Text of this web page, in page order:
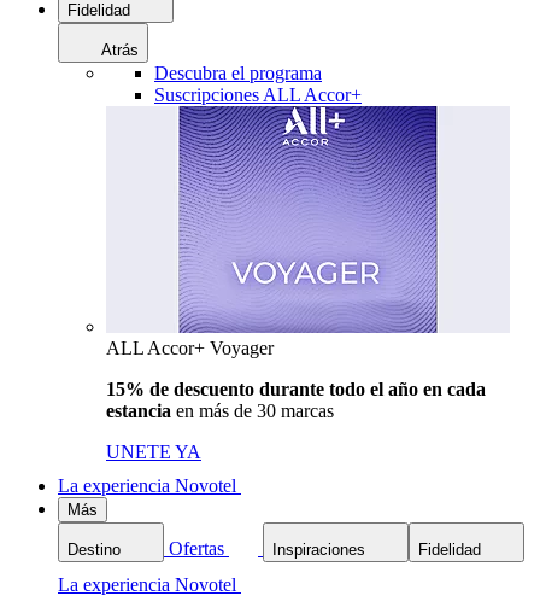
Fidelidad
Atrás
Descubra el programa
Suscripciones ALL Accor+
ALL Accor+ Voyager
15% de descuento durante todo el año en cada
estancia en más de 30 marcas
UNETE YA
La experiencia Novotel
Más
Destino Ofertas Inspiraciones Fidelidad
La experiencia Novotel